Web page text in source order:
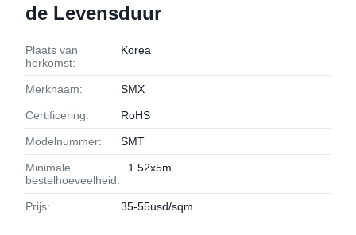
de Levensduur
Plaats van
herkomst:
Korea
Merknaam: SMX
Certificering: RoHS
Modelnummer: SMT
Minimale
bestelhoeveelheid:
1.52x5m
Prijs: 35-55usd/sqm